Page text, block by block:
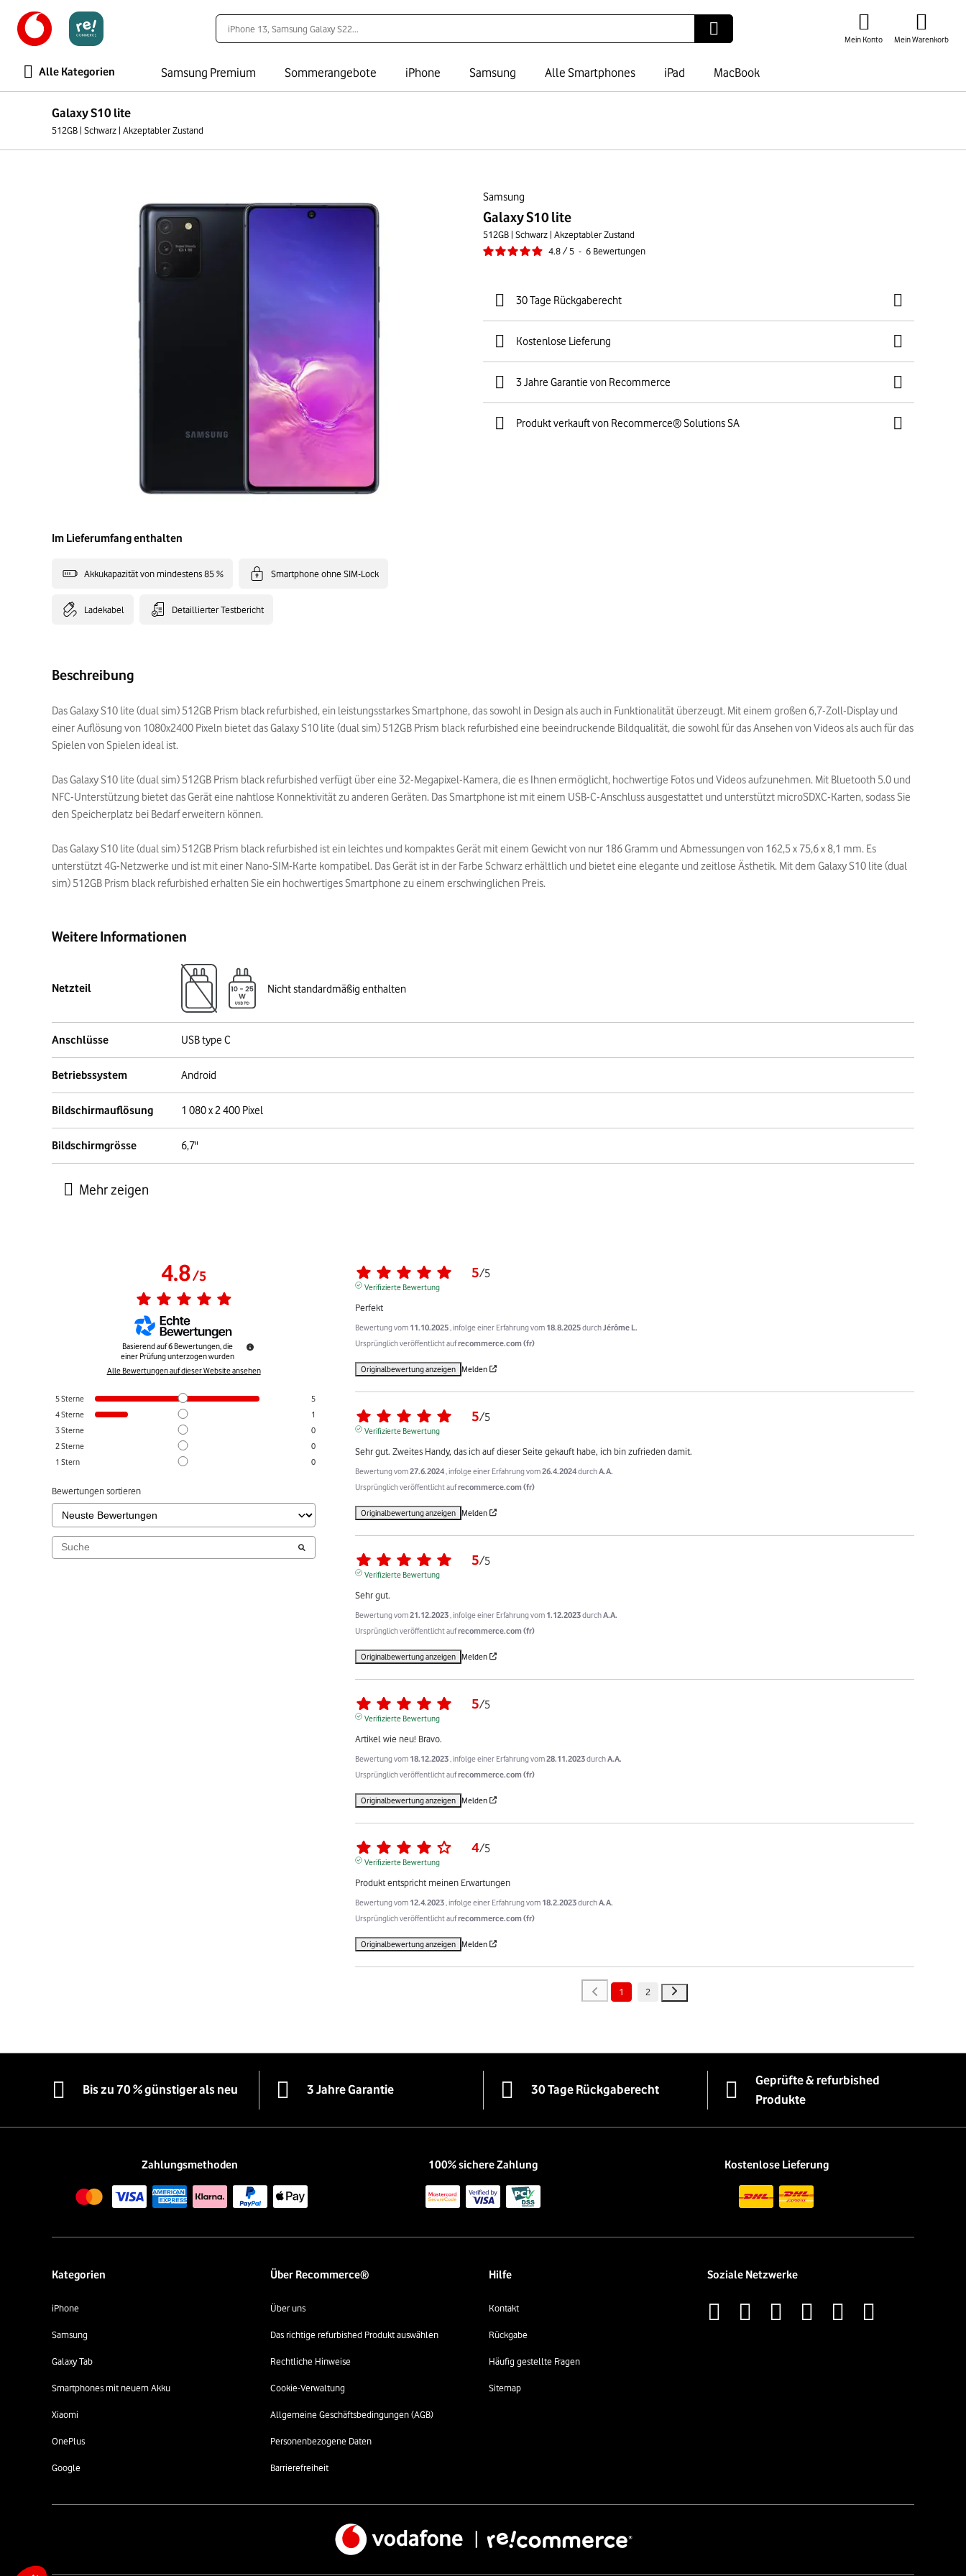
Mein Konto Mein Warenkorb
Alle Kategorien Samsung Premium Sommerangebote iPhone Samsung Alle Smartphones iPad MacBook
Galaxy S10 lite
512GB | Schwarz | Akzeptabler Zustand
Samsung
Galaxy S10 lite
512GB | Schwarz | Akzeptabler Zustand
4.8/5 - 6 Bewertungen
Im Lieferumfang enthalten
Akkukapazität von mindestens 85 % Smartphone ohne SIM-Lock
Ladekabel Detaillierter Testbericht
30 Tage Rückgaberecht
Kostenlose Lieferung
3 Jahre Garantie von Recommerce
Produkt verkauft von Recommerce® Solutions SA
Beschreibung
Das Galaxy S10 lite (dual sim) 512GB Prism black refurbished, ein leistungsstarkes Smartphone, das sowohl in Design als auch in Funktionalität überzeugt. Mit einem großen 6,7-Zoll-Display und
einer Auflösung von 1080x2400 Pixeln bietet das Galaxy S10 lite (dual sim) 512GB Prism black refurbished eine beeindruckende Bildqualität, die sowohl für das Ansehen von Videos als auch für das
Spielen von Spielen ideal ist.
Das Galaxy S10 lite (dual sim) 512GB Prism black refurbished verfügt über eine 32-Megapixel-Kamera, die es Ihnen ermöglicht, hochwertige Fotos und Videos aufzunehmen. Mit Bluetooth 5.0 und
NFC-Unterstützung bietet das Gerät eine nahtlose Konnektivität zu anderen Geräten. Das Smartphone ist mit einem USB-C-Anschluss ausgestattet und unterstützt microSDXC-Karten, sodass Sie
den Speicherplatz bei Bedarf erweitern können.
Das Galaxy S10 lite (dual sim) 512GB Prism black refurbished ist ein leichtes und kompaktes Gerät mit einem Gewicht von nur 186 Gramm und Abmessungen von 162,5 x 75,6 x 8,1 mm. Es
unterstützt 4G-Netzwerke und ist mit einer Nano-SIM-Karte kompatibel. Das Gerät ist in der Farbe Schwarz erhältlich und bietet eine elegante und zeitlose Ästhetik. Mit dem Galaxy S10 lite (dual
sim) 512GB Prism black refurbished erhalten Sie ein hochwertiges Smartphone zu einem erschwinglichen Preis.
Weitere Informationen
Netzteil Nicht standardmäßig enthalten
Anschlüsse USB type C
Betriebssystem Android
Bildschirmauflösung 1 080 x 2 400 Pixel
Bildschirmgrösse 6,7"
4.8/5
Basierend auf6 Bewertungen, die
einer Prüfung unterzogen wurden
Alle Bewertungen auf dieser Website ansehen
5Sterne
5
4Sterne
1
3Sterne
0
2Sterne
0
1 Stern 0
Bewertungen sortieren
5/5
Verifizierte Bewertung
Perfekt
Bewertung vom 11.10.2025 , infolge einer Erfahrung vom 18.8.2025durchJérôme L.
Ursprünglich veröffentlicht aufrecommerce.com (fr)
Originalbewertung anzeigen Melden
5/5
Verifizierte Bewertung
Sehr gut. Zweites Handy, das ich auf dieser Seite gekauft habe, ich bin zufrieden damit.
Bewertung vom27.6.2024 , infolge einer Erfahrung vom26.4.2024durchA.A.
Ursprünglich veröffentlicht aufrecommerce.com (fr)
Originalbewertung anzeigen Melden
5/5
Verifizierte Bewertung
Sehr gut.
Bewertung vom21.12.2023 , infolge einer Erfahrung vom 1.12.2023durchA.A.
Ursprünglich veröffentlicht aufrecommerce.com (fr)
Originalbewertung anzeigen Melden
5/5
Verifizierte Bewertung
Artikel wie neu! Bravo.
Bewertung vom 18.12.2023 , infolge einer Erfahrung vom28.11.2023durchA.A.
Ursprünglich veröffentlicht aufrecommerce.com (fr)
Originalbewertung anzeigen Melden
4/5
Verifizierte Bewertung
Produkt entspricht meinen Erwartungen
Bewertung vom 12.4.2023 , infolge einer Erfahrung vom 18.2.2023durchA.A.
Ursprünglich veröffentlicht aufrecommerce.com (fr)
Originalbewertung anzeigen Melden
1 2
Bis zu 70 % günstiger als neu 3 Jahre Garantie 30 Tage Rückgaberecht
Geprüfte & refurbished
Produkte
Zahlungsmethoden 100% sichere Zahlung Kostenlose Lieferung
Kategorien
iPhone
Samsung
Galaxy Tab
Smartphones mit neuem Akku
Xiaomi
OnePlus
Google
Über Recommerce®
Über uns
Das richtige refurbished Produkt auswählen
Rechtliche Hinweise
Cookie-Verwaltung
Allgemeine Geschäftsbedingungen (AGB)
Personenbezogene Daten
Barrierefreiheit
Hilfe
Kontakt
Rückgabe
Häufig gestellte Fragen
Sitemap
Soziale Netzwerke